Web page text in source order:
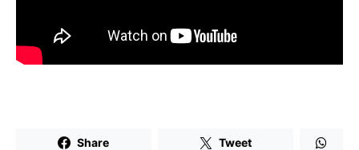
Share Tweet